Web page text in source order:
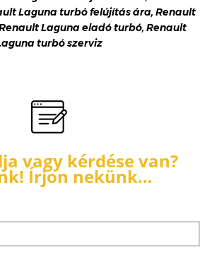
Laguna turbó felújítás ára, Renault
Laguna eladó turbó, Renault
turbó szerviz
vagy kérdése van?
Írjon nekünk…